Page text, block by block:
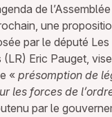
de
une
par le député Les
(LR) Eric Pauget,
« présomption de
les forces de
par le